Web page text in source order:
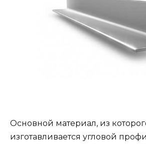
Основной материал, из
изготавливается угловой